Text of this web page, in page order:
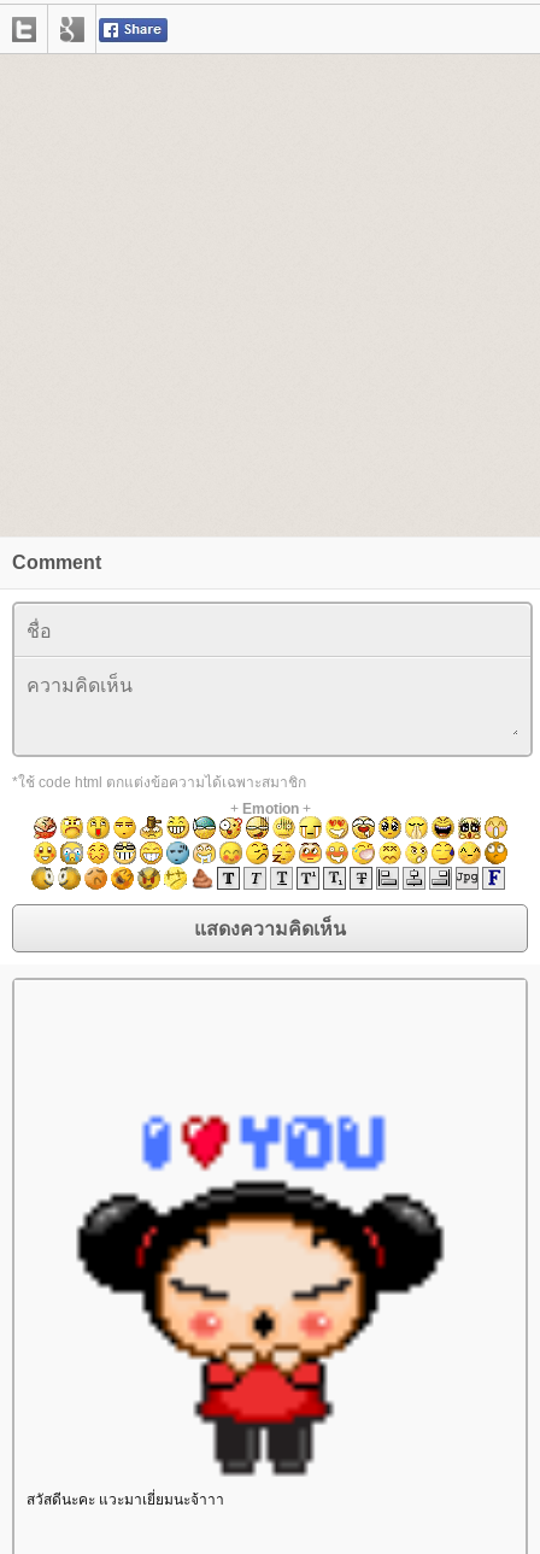
Comment
*ใช้ code html ตกแต่งข้อความได้เฉพาะสมาชิก
+ Emotion+
สวัสดีนะคะ แวะมาเยี่ยมนะจ้าาา